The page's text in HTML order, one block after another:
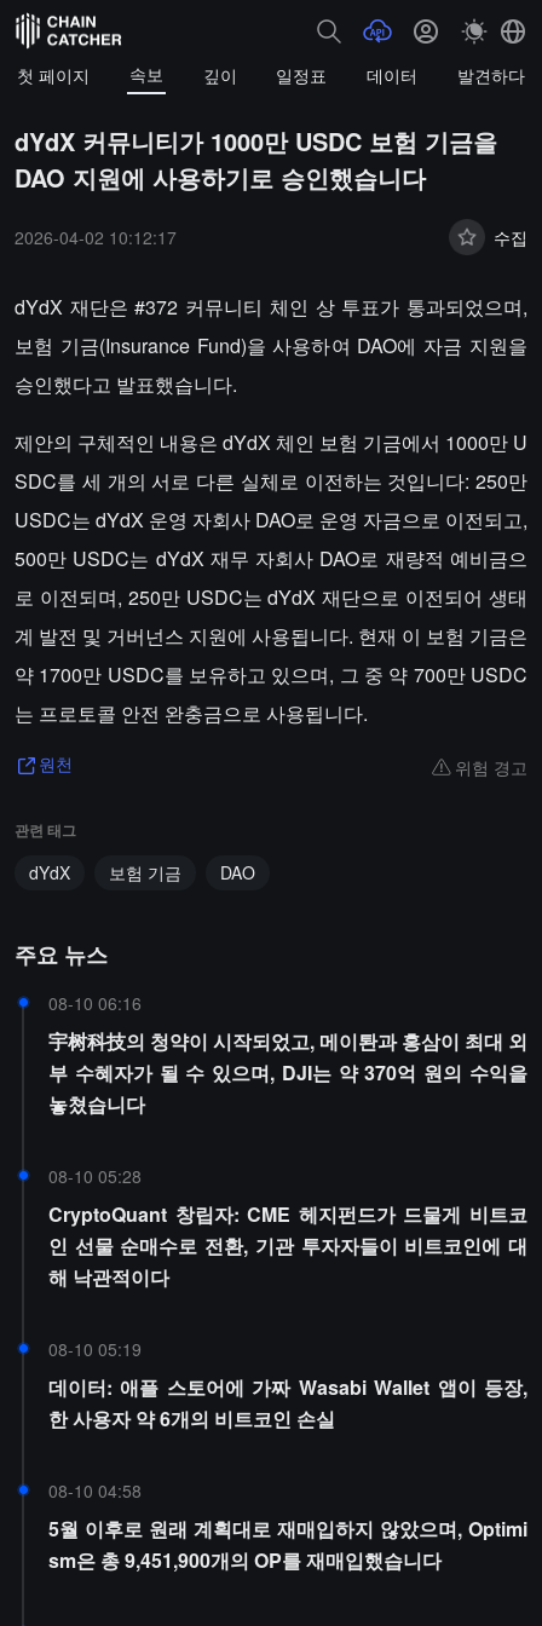
첫 페이지 속보 깊이 일정표 데이터 발견하다
dYdX 커뮤니티가 1000만 USDC 보험 기금을
DAO 지원에 사용하기로 승인했습니다
2026-04-02 10:12:17 수집
dYdX 재단은 #372 커뮤니티 체인 상 투표가 통과되었으며,
보험 기금(Insurance Fund)을 사용하여 DAO에 자금 지원을
승인했다고 발표했습니다.
제안의 구체적인 내용은 dYdX 체인 보험 기금에서 1000만 U
SDC를 세 개의 서로 다른 실체로 이전하는 것입니다: 250만
USDC는 dYdX 운영 자회사 DAO로 운영 자금으로 이전되고,
500만 USDC는 dYdX 재무 자회사 DAO로 재량적 예비금으
로 이전되며, 250만 USDC는 dYdX 재단으로 이전되어 생태
계 발전 및 거버넌스 지원에 사용됩니다. 현재 이 보험 기금은
약 1700만 USDC를 보유하고 있으며, 그 중 약 700만 USDC
는 프로토콜 안전 완충금으로 사용됩니다.
원천 위험 경고
관련 태그
dYdX 보험 기금 DAO
주요 뉴스
08-10 06:16
宇树科技의 청약이 시작되었고, 메이퇀과 홍삼이 최대 외
부 수혜자가 될 수 있으며, DJI는 약 370억 원의 수익을
놓쳤습니다
08-10 05:28
CryptoQuant 창립자: CME 헤지펀드가 드물게 비트코
인 선물 순매수로 전환, 기관 투자자들이 비트코인에 대
해 낙관적이다
08-10 05:19
데이터: 애플 스토어에 가짜 Wasabi Wallet 앱이 등장,
한 사용자 약 6개의 비트코인 손실
08-10 04:58
5월 이후로 원래 계획대로 재매입하지 않았으며, Optimi
sm은 총 9,451,900개의 OP를 재매입했습니다